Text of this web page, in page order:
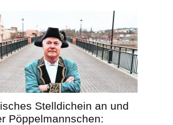
Stelldichein an und
Pöppelmannschen: